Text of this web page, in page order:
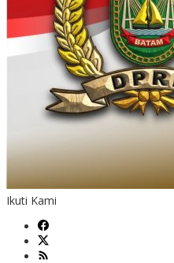
Ikuti Kami